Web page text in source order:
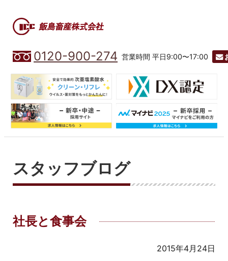
0120-900-274 営業時間 平日9:00〜17:00
スタッフブログ
社長と食事会
2015年4月24日